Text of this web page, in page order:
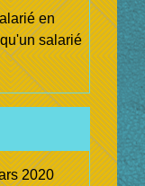
en
salarié
2020